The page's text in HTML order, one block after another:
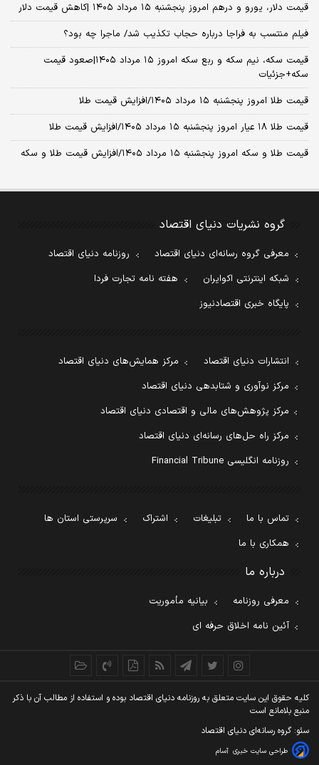
قیمت دلار، یورو و درهم امروز پنجشنبه ۱۵ مرداد ۱۴۰۵ |کاهش قیمت دلار
فیلم منتسب به فراجا درباره حجاب تکذیب شد/ ماجرا چه بود؟
قیمت سکه، نیم سکه و ربع سکه امروز ۱۵ مرداد ۱۴۰۵|صعود قیمت
سکه+جزئیات
قیمت طلا امروز پنجشنبه ۱۵ مرداد ۱۴۰۵/افزایش قیمت طلا
قیمت طلا ۱۸ عیار امروز پنجشنبه ۱۵ مرداد ۱۴۰۵/افزایش قیمت طلا
قیمت طلا و سکه امروز پنجشنبه ۱۵ مرداد ۱۴۰۵/افزایش قیمت طلا و سکه
گروه نشریات دنیای اقتصاد
معرفی گروه رسانه‌ای دنیای اقتصاد
روزنامه دنیای اقتصاد
شبکه اینترنتی اکوایران
هفته نامه تجارت فردا
پایگاه خبری اقتصادنیوز
انتشارات دنیای اقتصاد
مرکز همایش‌های دنیای اقتصاد
مرکز نوآوری و شتابدهی دنیای اقتصاد
مرکز پژوهش‌های مالی و اقتصادی دنیای اقتصاد
مرکز راه حل‌های رسانه‌ای دنیای اقتصاد
روزنامه انگلیسی Financial Tribune
تماس با ما تبلیغات اشتراک
سرپرستی استان ها
همکاری با ما
درباره ما
معرفی روزنامه
بیانیه مأموریت
آئین نامه اخلاق حرفه ای
کليه حقوق اين سايت متعلق به روزنامه دنيای اقتصاد بوده و استفاده از مطالب آن با ذکر
منبع بلامانع است
سئو: گروه رسانه‌ای دنیای اقتصاد
طراحی سایت خبری آسام